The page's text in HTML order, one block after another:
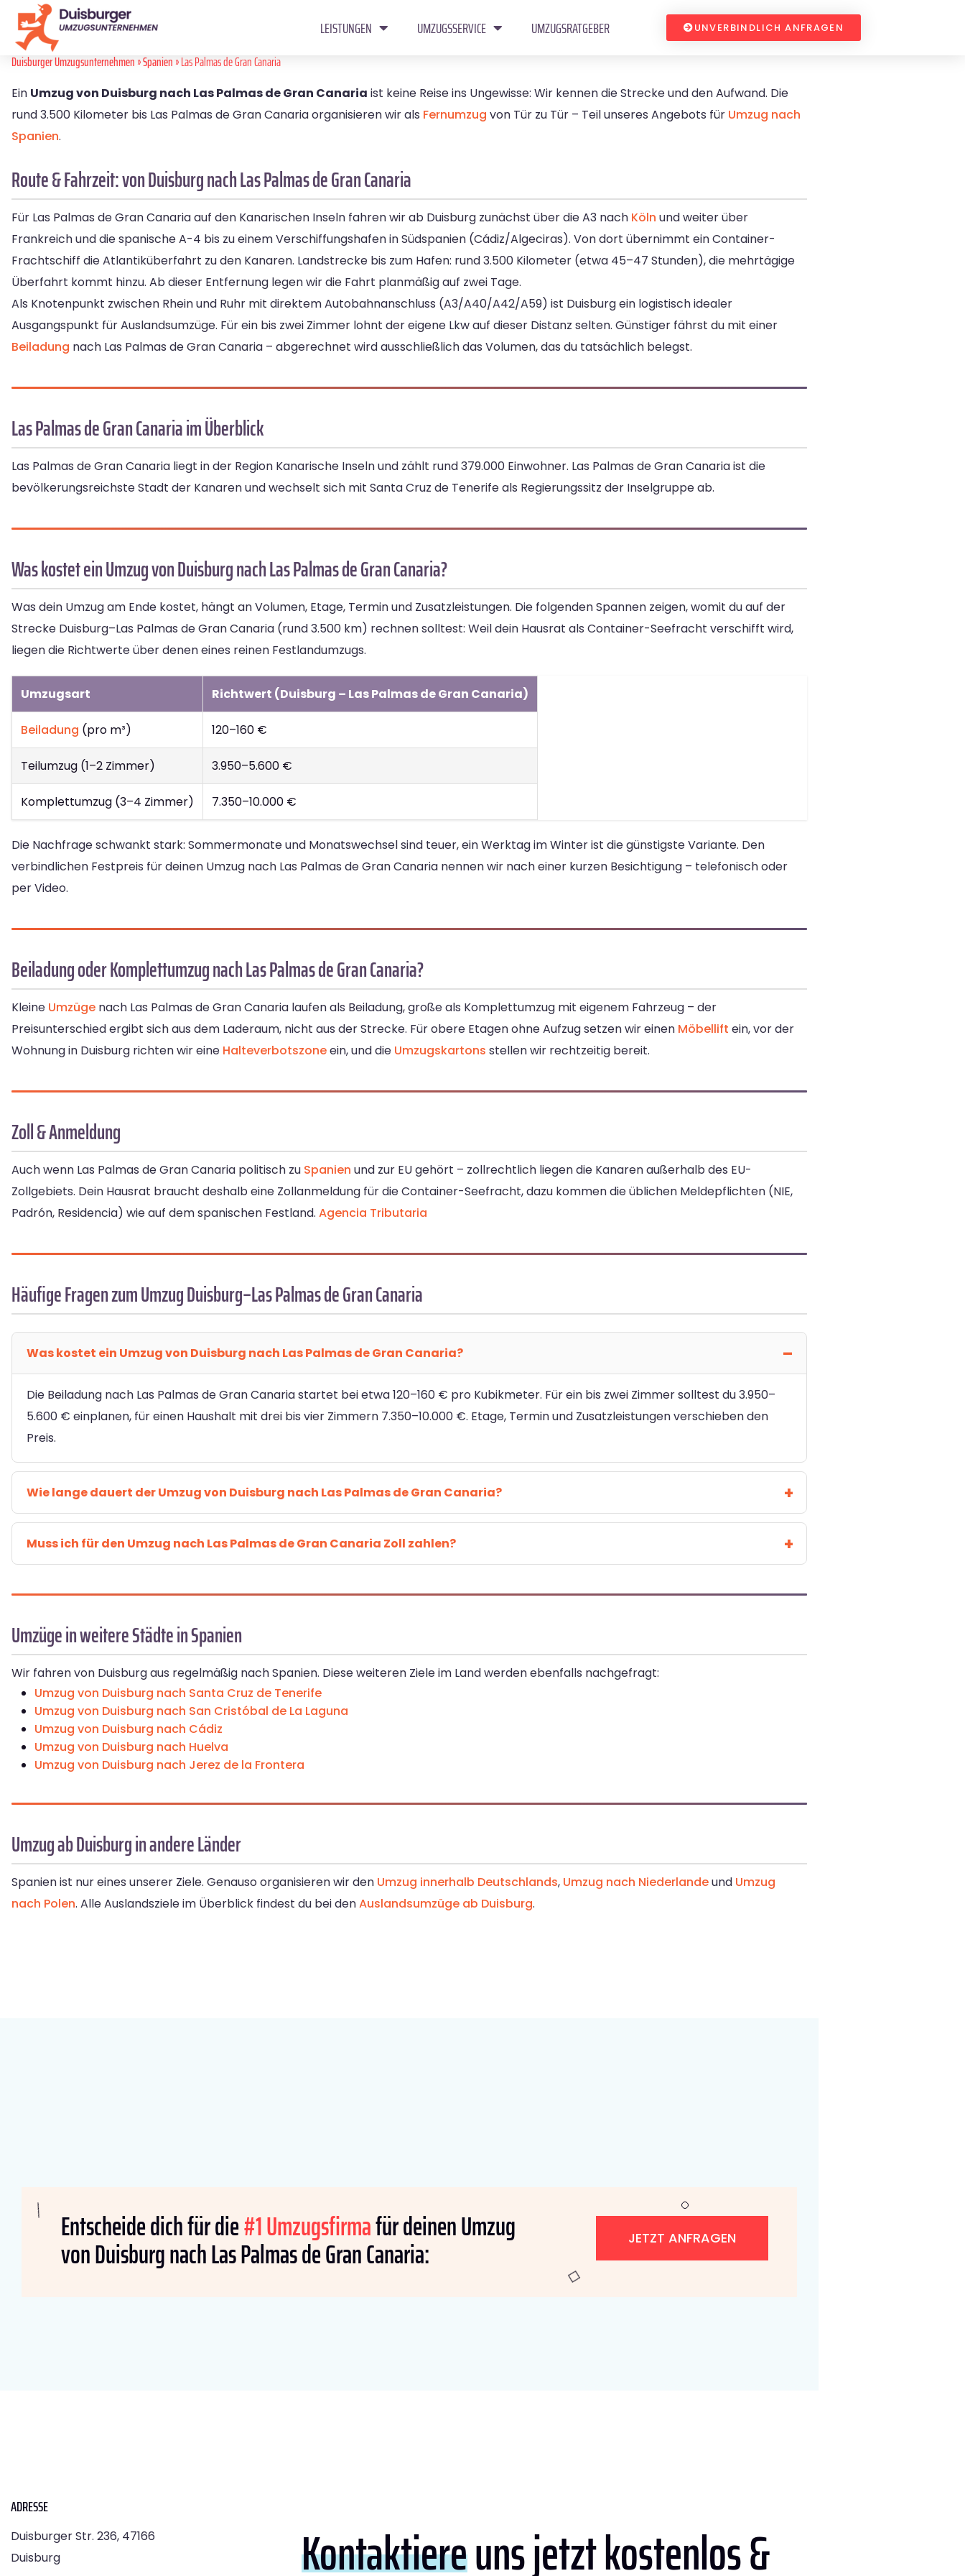
LEISTUNGEN UMZUGSSERVICE UMZUGSRATGEBER UNVERBINDLICH ANFRAGEN
Duisburger Umzugsunternehmen»Spanien» Las Palmas de Gran Canaria
Ein Umzug von Duisburg nach Las Palmas de Gran Canaria ist keine Reise ins Ungewisse: Wir kennen die Strecke und den Aufwand. Die
rund 3.500 Kilometer bis Las Palmas de Gran Canaria organisieren wir als Fernumzug von Tür zu Tür – Teil unseres Angebots für Umzug nach
Spanien.
Route & Fahrzeit: von Duisburg nach Las Palmas de Gran Canaria
Für Las Palmas de Gran Canaria auf den Kanarischen Inseln fahren wir ab Duisburg zunächst über die A3 nach Köln und weiter über
Frankreich und die spanische A-4 bis zu einem Verschiffungshafen in Südspanien (Cádiz/Algeciras). Von dort übernimmt ein Container-
Frachtschiff die Atlantiküberfahrt zu den Kanaren. Landstrecke bis zum Hafen: rund 3.500 Kilometer (etwa 45–47 Stunden), die mehrtägige
Überfahrt kommt hinzu. Ab dieser Entfernung legen wir die Fahrt planmäßig auf zwei Tage.
Als Knotenpunkt zwischen Rhein und Ruhr mit direktem Autobahnanschluss (A3/A40/A42/A59) ist Duisburg ein logistisch idealer
Ausgangspunkt für Auslandsumzüge. Für ein bis zwei Zimmer lohnt der eigene Lkw auf dieser Distanz selten. Günstiger fährst du mit einer
Beiladung nach Las Palmas de Gran Canaria – abgerechnet wird ausschließlich das Volumen, das du tatsächlich belegst.
Las Palmas de Gran Canaria im Überblick
Las Palmas de Gran Canaria liegt in der Region Kanarische Inseln und zählt rund 379.000 Einwohner. Las Palmas de Gran Canaria ist die
bevölkerungsreichste Stadt der Kanaren und wechselt sich mit Santa Cruz de Tenerife als Regierungssitz der Inselgruppe ab.
Was kostet ein Umzug von Duisburg nach Las Palmas de Gran Canaria?
Was dein Umzug am Ende kostet, hängt an Volumen, Etage, Termin und Zusatzleistungen. Die folgenden Spannen zeigen, womit du auf der
Strecke Duisburg–Las Palmas de Gran Canaria (rund 3.500 km) rechnen solltest: Weil dein Hausrat als Container-Seefracht verschifft wird,
liegen die Richtwerte über denen eines reinen Festlandumzugs.
Umzugsart Richtwert (Duisburg – Las Palmas de Gran Canaria)
Beiladung (pro m³) 120–160 €
Teilumzug (1–2 Zimmer) 3.950–5.600 €
Komplettumzug (3–4 Zimmer) 7.350–10.000 €
Die Nachfrage schwankt stark: Sommermonate und Monatswechsel sind teuer, ein Werktag im Winter ist die günstigste Variante. Den
verbindlichen Festpreis für deinen Umzug nach Las Palmas de Gran Canaria nennen wir nach einer kurzen Besichtigung – telefonisch oder
per Video.
Beiladung oder Komplettumzug nach Las Palmas de Gran Canaria?
Kleine Umzüge nach Las Palmas de Gran Canaria laufen als Beiladung, große als Komplettumzug mit eigenem Fahrzeug – der
Preisunterschied ergibt sich aus dem Laderaum, nicht aus der Strecke. Für obere Etagen ohne Aufzug setzen wir einen Möbellift ein, vor der
Wohnung in Duisburg richten wir eine Halteverbotszoneein, und die Umzugskartons stellen wir rechtzeitig bereit.
Zoll & Anmeldung
Auch wenn Las Palmas de Gran Canaria politisch zu Spanien und zur EU gehört – zollrechtlich liegen die Kanaren außerhalb des EU-
Zollgebiets. Dein Hausrat braucht deshalb eine Zollanmeldung für die Container-Seefracht, dazu kommen die üblichen Meldepflichten (NIE,
Padrón, Residencia) wie auf dem spanischen Festland. Agencia Tributaria
Häufige Fragen zum Umzug Duisburg–Las Palmas de Gran Canaria
Was kostet ein Umzug von Duisburg nach Las Palmas de Gran Canaria?
Die Beiladung nach Las Palmas de Gran Canaria startet bei etwa 120–160 € pro Kubikmeter. Für ein bis zwei Zimmer solltest du 3.950–
5.600 € einplanen, für einen Haushalt mit drei bis vier Zimmern 7.350–10.000 €. Etage, Termin und Zusatzleistungen verschieben den
Preis.
Wie lange dauert der Umzug von Duisburg nach Las Palmas de Gran Canaria?
Muss ich für den Umzug nach Las Palmas de Gran Canaria Zoll zahlen?
Umzüge in weitere Städte in Spanien
Wir fahren von Duisburg aus regelmäßig nach Spanien. Diese weiteren Ziele im Land werden ebenfalls nachgefragt:
Umzug von Duisburg nach Santa Cruz de Tenerife
Umzug von Duisburg nach San Cristóbal de La Laguna
Umzug von Duisburg nach Cádiz
Umzug von Duisburg nach Huelva
Umzug von Duisburg nach Jerez de la Frontera
Umzug ab Duisburg in andere Länder
Spanien ist nur eines unserer Ziele. Genauso organisieren wir den Umzug innerhalb Deutschlands, Umzug nach Niederlandeund Umzug
nach Polen. Alle Auslandsziele im Überblick findest du bei denAuslandsumzüge ab Duisburg.
Entscheide dich für die#1 Umzugsfirmafür deinen Umzug
von Duisburg nach Las Palmas de Gran Canaria: JETZT ANFRAGEN
ADRESSE
Duisburger Str. 236, 47166
Duisburg
Kontaktiereuns jetzt kostenlos &